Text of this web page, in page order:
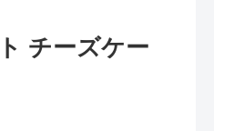
チーズケー